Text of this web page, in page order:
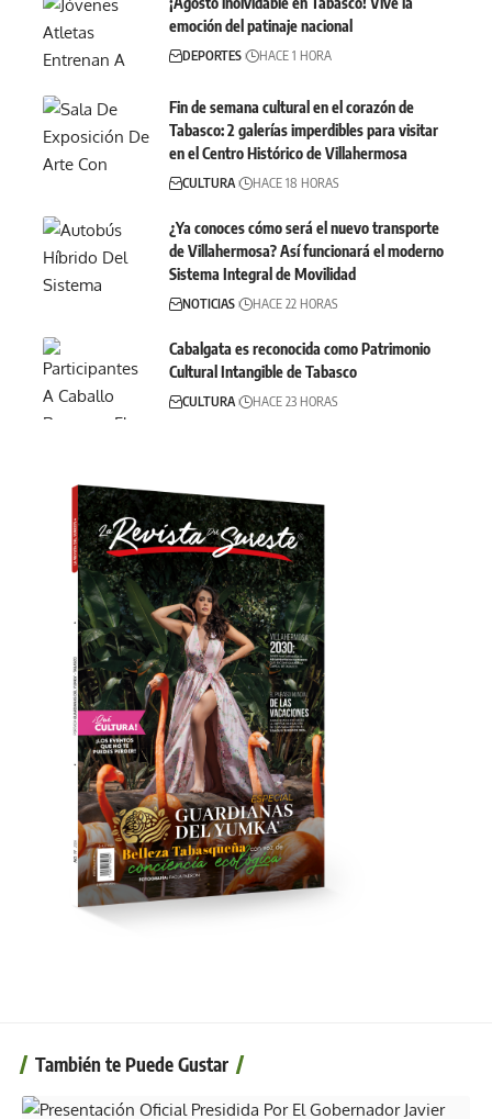
emoción del patinaje nacional
DEPORTES HACE 1 HORA
Fin de semana cultural en el corazón de
Tabasco: 2 galerías imperdibles para visitar
en el Centro Histórico de Villahermosa
CULTURA HACE 18 HORAS
¿Ya conoces cómo será el nuevo transporte
de Villahermosa? Así funcionará el moderno
Sistema Integral de Movilidad
NOTICIAS HACE 22 HORAS
Cabalgata es reconocida como Patrimonio
Cultural Intangible de Tabasco
CULTURA HACE 23 HORAS
También te Puede Gustar